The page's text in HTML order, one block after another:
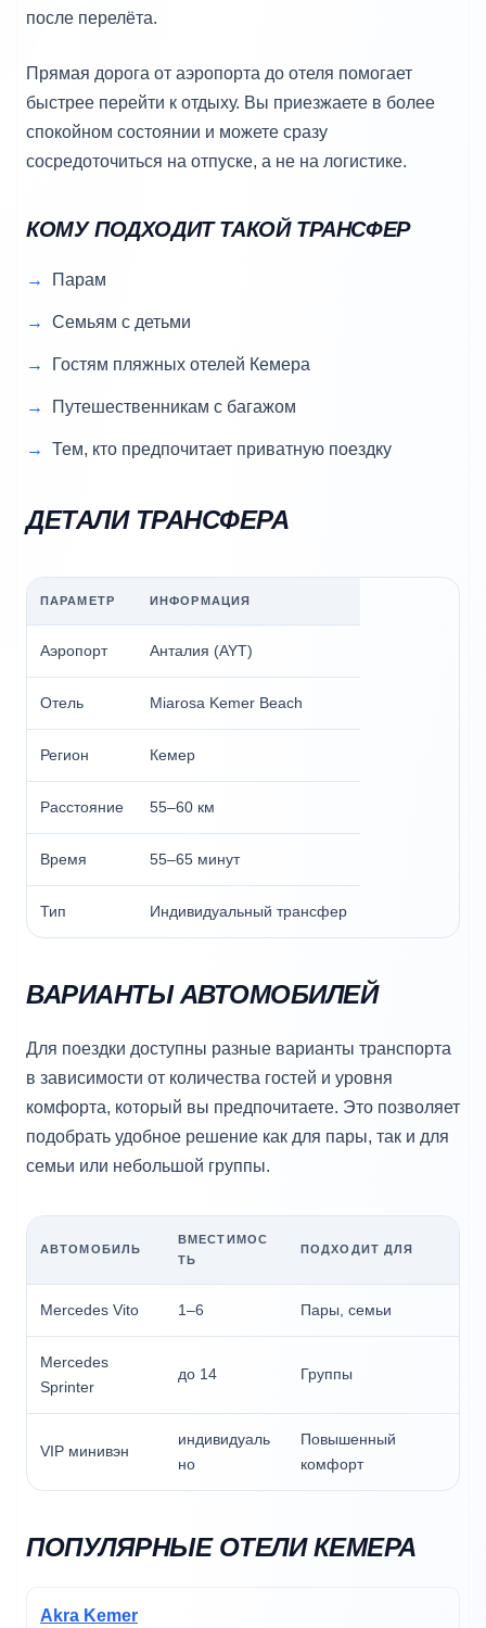
после перелёта.
Прямая дорога от аэропорта до отеля помогает
быстрее перейти к отдыху. Вы приезжаете в более
спокойном состоянии и можете сразу
сосредоточиться на отпуске, а не на логистике.
КОМУ ПОДХОДИТ ТАКОЙ ТРАНСФЕР
Парам
Семьям с детьми
Гостям пляжных отелей Кемера
Путешественникам с багажом
Тем, кто предпочитает приватную поездку
ДЕТАЛИ ТРАНСФЕРА
ПАРАМЕТР ИНФОРМАЦИЯ
Аэропорт Анталия (AYT)
Отель Miarosa Kemer Beach
Регион Кемер
Расстояние 55–60 км
Время 55–65 минут
Тип Индивидуальный трансфер
ВАРИАНТЫ АВТОМОБИЛЕЙ
Для поездки доступны разные варианты транспорта
в зависимости от количества гостей и уровня
комфорта, который вы предпочитаете. Это позволяет
подобрать удобное решение как для пары, так и для
семьи или небольшой группы.
АВТОМОБИЛЬ
ВМЕСТИМОС
ТЬ
ПОДХОДИТ ДЛЯ
Mercedes Vito 1–6 Пары, семьи
Mercedes
Sprinter
до 14 Группы
VIP минивэн
индивидуаль
но
Повышенный
комфорт
ПОПУЛЯРНЫЕ ОТЕЛИ КЕМЕРА
Akra Kemer